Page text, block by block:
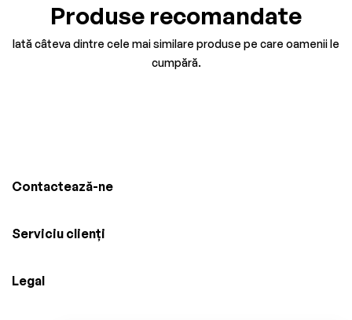
Produse recomandate
Iată câteva dintre cele mai similare produse pe care oamenii le
cumpără.
Contactează-ne
Serviciu clienți
Legal